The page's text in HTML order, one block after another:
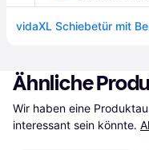
Ähnliche
Wir haben eine
interessant sein könnte.